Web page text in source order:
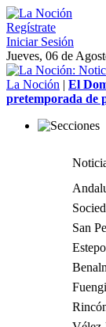
Regístrate
Iniciar Sesión
Jueves, 06 de
La Noción | El
pretemporada de
San